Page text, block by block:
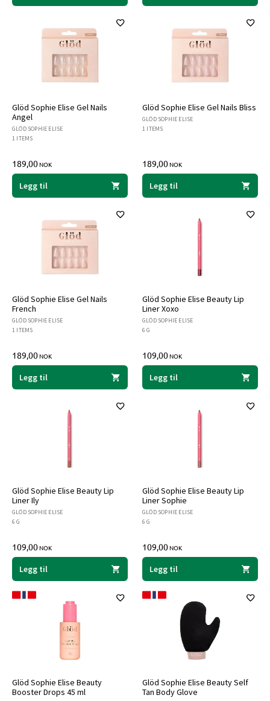
Glöd Sophie Elise Gel Nails
Angel
GLÖD SOPHIE ELISE
1 ITEMS
189,00NOK
Legg til
Glöd Sophie Elise Gel Nails Bliss
GLÖD SOPHIE ELISE
1 ITEMS
189,00NOK
Legg til
Glöd Sophie Elise Gel Nails
French
GLÖD SOPHIE ELISE
1 ITEMS
189,00NOK
Legg til
Glöd Sophie Elise Beauty Lip
Liner Xoxo
GLÖD SOPHIE ELISE
6 G
109,00NOK
Legg til
Glöd Sophie Elise Beauty Lip
Liner Ily
GLÖD SOPHIE ELISE
6 G
109,00NOK
Legg til
Glöd Sophie Elise Beauty Lip
Liner Sophie
GLÖD SOPHIE ELISE
6 G
109,00NOK
Legg til
Glöd Sophie Elise Beauty
Booster Drops 45 ml
Glöd Sophie Elise Beauty Self
Tan Body Glove